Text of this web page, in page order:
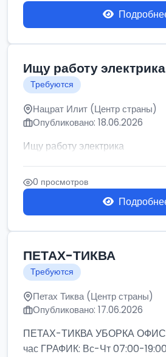
Ищу работу электрика
Требуются
Нацрат Илит (Центр страны)
Опубликовано: 18.06.2026
Ищу работу электрика
0 просмотров
ПЕТАХ-ТИКВА
Требуются
Петах Тиква (Центр страны)
Опубликовано: 17.06.2026
ПЕТАХ-ТИКВА УБОРКА
час ГРАФИК: Вс-Чт 07:00-